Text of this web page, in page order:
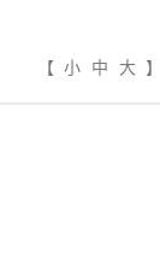
【 小 中 大 】